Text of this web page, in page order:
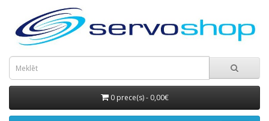
0 prece(s) - 0,00€